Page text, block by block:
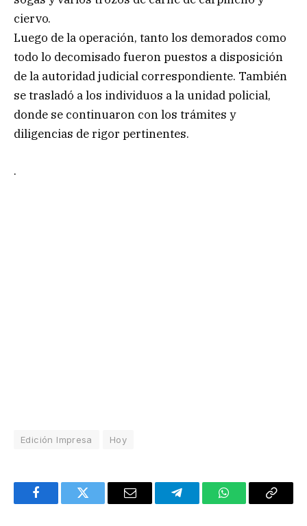
ciervo.
Luego de la operación, tanto los demorados como
todo lo decomisado fueron puestos a disposición
de la autoridad judicial correspondiente. También
se trasladó a los individuos a la unidad policial,
donde se continuaron con los trámites y
diligencias de rigor pertinentes.
.
Edición Impresa Hoy
FacebookTwitter Email TelegramWhatsAppCopy